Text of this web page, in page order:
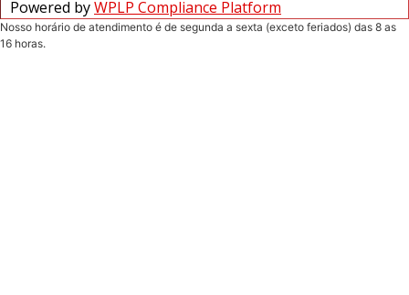
Powered byWPLP Compliance Platform
Nosso horário de atendimento é de segunda a sexta (exceto feriados) das 8 as
16 horas.